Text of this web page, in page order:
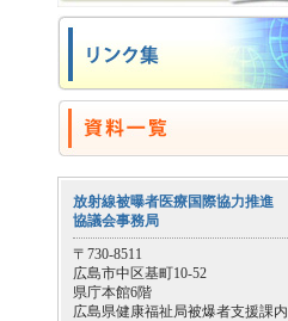
放射線被曝者医療国際協力推進
協議会事務局
〒730-8511
広島市中区基町10-52
県庁本館6階
広島県健康福祉局被爆者支援課内